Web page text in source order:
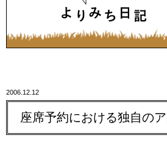
2006.12.12
座席予約における独自の